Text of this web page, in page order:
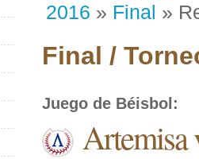
2016 » Final »
Final /
Juego de Béisbol :
Artemisa